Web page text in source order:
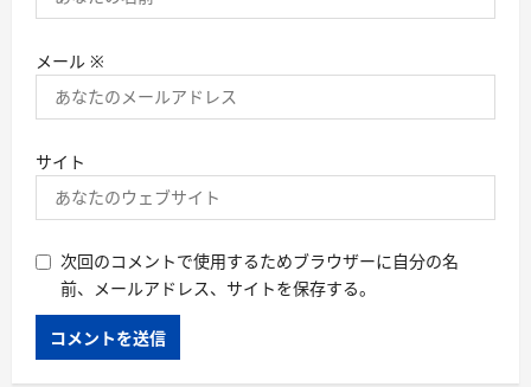
メール ※
サイト
次回のコメントで使用するためブラウザーに自分の名
前、メールアドレス、サイトを保存する。